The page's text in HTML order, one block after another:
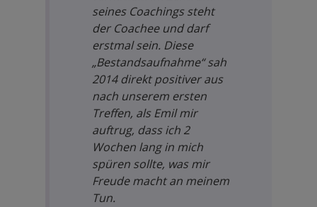
seines Coachings steht
der Coachee und darf
erstmal sein. Diese
„Bestandsaufnahme“ sah
2014 direkt positiver aus
nach unserem ersten
Treffen, als Emil mir
auftrug, dass ich 2
Wochen lang in mich
spüren sollte, was mir
Freude macht an meinem
Tun.